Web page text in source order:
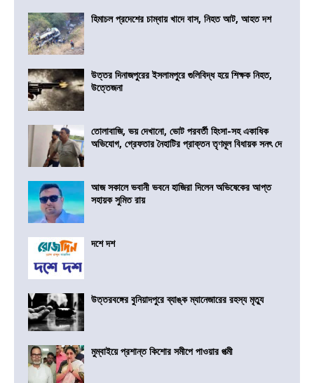
হিমাচল প্রদেশের চাম্বায় খাদে বাস, নিহত আট, আহত দশ
উত্তর দিনাজপুরের ইসলামপুরে গুলিবিদ্ধ হয়ে শিক্ষক নিহত,
উত্তেজনা
তোলাবাজি, ভয় দেখানো, ভোট পরবর্তী হিংসা-সহ একাধিক
অভিযোগ, গ্রেফতার নৈহাটির প্রাক্তন তৃণমূল বিধায়ক সনৎ দে
আজ সকালে ভবানী ভবনে হাজিরা দিলেন অভিষেকের আপ্ত
সহায়ক সুমিত রায়
দশে দশ
উত্তরবঙ্গের বুনিয়াদপুরে ব্যাঙ্ক ম্যানেজারের রহস্য মৃত্যু
মুম্বাইয়ে প্রশান্ত কিশোর সমীপে পাওয়ার পত্মী